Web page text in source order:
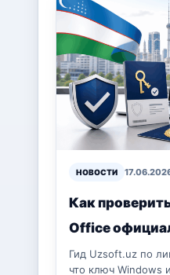
НОВОСТИ
Как
Office
Гид Uzsoft.uz по
что ключ Windows